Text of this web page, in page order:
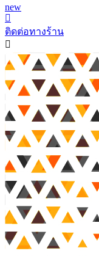
new
ติดต่อทางร้าน